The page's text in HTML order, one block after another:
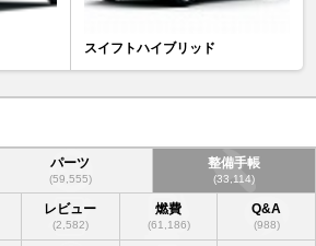
スイフトハイブリッド
パーツ
(59,555)
整備手帳
(33,114)
レビュー
(2,582)
燃費
(61,186)
Q&A
(988)